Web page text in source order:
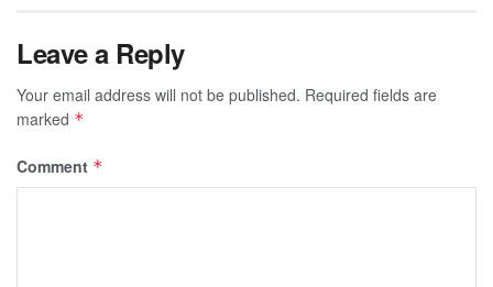
Leave a Reply
Your email address will not be published. Required fields are
marked *
Comment *